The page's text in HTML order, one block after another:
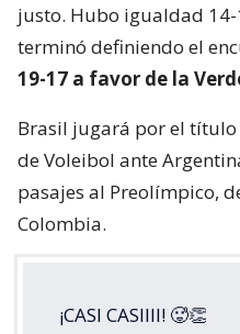
justo. Hubo igualdad
terminó definiendo el
19-17 a favor de la
Brasil jugará por el título
de Voleibol ante
pasajes al Preolímpico,
Colombia.
¡CASI CASIIII! 🥵👏